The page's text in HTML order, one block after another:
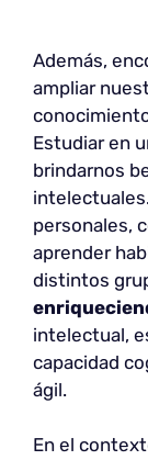
Además,
ampliar
Estudiar en
brindarnos
personales,
aprender
distintos
intelectual,
capacidad
ágil.
En el